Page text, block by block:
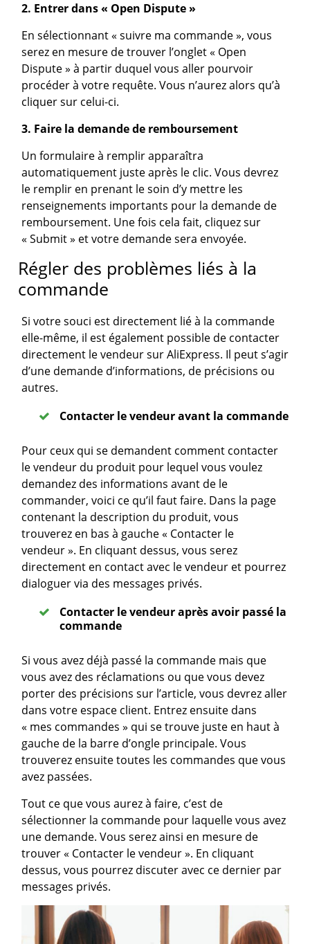
2. Entrer dans « Open Dispute »
En sélectionnant « suivre ma commande », vous
serez en mesure de trouver l’onglet « Open
Dispute » à partir duquel vous aller pourvoir
procéder à votre requête. Vous n’aurez alors qu’à
cliquer sur celui-ci.
3. Faire la demande de remboursement
Un formulaire à remplir apparaîtra
automatiquement juste après le clic. Vous devrez
le remplir en prenant le soin d’y mettre les
renseignements importants pour la demande de
remboursement. Une fois cela fait, cliquez sur
« Submit » et votre demande sera envoyée.
Régler des problèmes liés à la
commande
Si votre souci est directement lié à la commande
elle-même, il est également possible de contacter
directement le vendeur sur AliExpress. Il peut s’agir
d’une demande d’informations, de précisions ou
autres.
Contacter le vendeur avant la commande
Pour ceux qui se demandent comment contacter
le vendeur du produit pour lequel vous voulez
demandez des informations avant de le
commander, voici ce qu’il faut faire. Dans la page
contenant la description du produit, vous
trouverez en bas à gauche « Contacter le
vendeur ». En cliquant dessus, vous serez
directement en contact avec le vendeur et pourrez
dialoguer via des messages privés.
Contacter le vendeur après avoir passé la
commande
Si vous avez déjà passé la commande mais que
vous avez des réclamations ou que vous devez
porter des précisions sur l’article, vous devrez aller
dans votre espace client. Entrez ensuite dans
« mes commandes » qui se trouve juste en haut à
gauche de la barre d’ongle principale. Vous
trouverez ensuite toutes les commandes que vous
avez passées.
Tout ce que vous aurez à faire, c’est de
sélectionner la commande pour laquelle vous avez
une demande. Vous serez ainsi en mesure de
trouver « Contacter le vendeur ». En cliquant
dessus, vous pourrez discuter avec ce dernier par
messages privés.